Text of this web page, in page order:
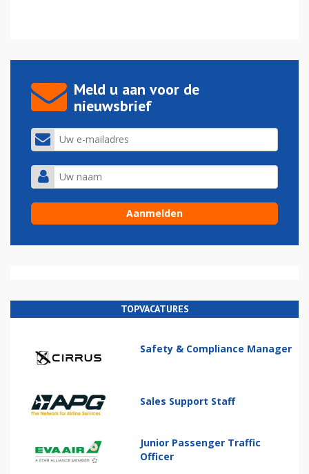
Meld u aan voor de
nieuwsbrief
TOPVACATURES
Safety & Compliance Manager
Sales Support Staff
Junior Passenger Traffic
Officer